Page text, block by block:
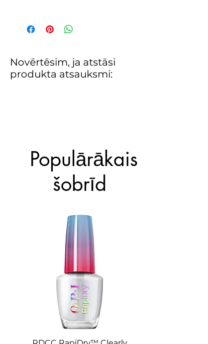
lakas ilgnoturībai un bez atlikumu
noņemšanai.
pigmentiem bagāto un spīdīgo
Infinite Shine krāsu pēc izvēles.
3. Noslēdz ar vienu spīduma kārtu
Novērtēsim, ja atstāsi
produkta atsauksmi:
Populārākais
šobrīd